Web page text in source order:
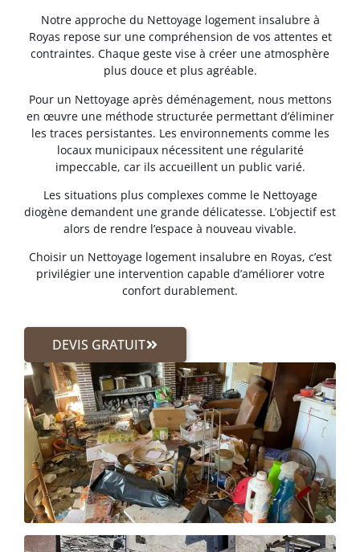
Notre approche du Nettoyage logement insalubre à
Royas repose sur une compréhension de vos attentes et
contraintes. Chaque geste vise à créer une atmosphère
plus douce et plus agréable.
Pour un Nettoyage après déménagement, nous mettons
en œuvre une méthode structurée permettant d’éliminer
les traces persistantes. Les environnements comme les
locaux municipaux nécessitent une régularité
impeccable, car ils accueillent un public varié.
Les situations plus complexes comme le Nettoyage
diogène demandent une grande délicatesse. L’objectif est
alors de rendre l’espace à nouveau vivable.
Choisir un Nettoyage logement insalubre en Royas, c’est
privilégier une intervention capable d’améliorer votre
confort durablement.
DEVIS GRATUIT